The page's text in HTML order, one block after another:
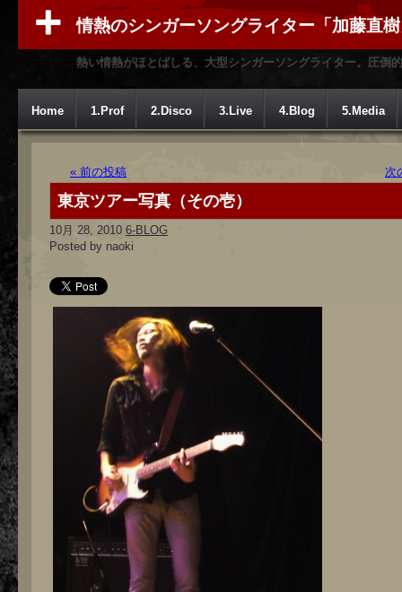
情熱のシンガーソングライター「加藤直
熱い情熱がほとばしる、大型シンガーソングライター。圧倒
Home 1.Prof 2.Disco 3.Live 4.Blog 5.Media
« 前の投稿 次
東京ツアー写真（その壱）
10月 28, 2010 6-BLOG
Posted by naoki